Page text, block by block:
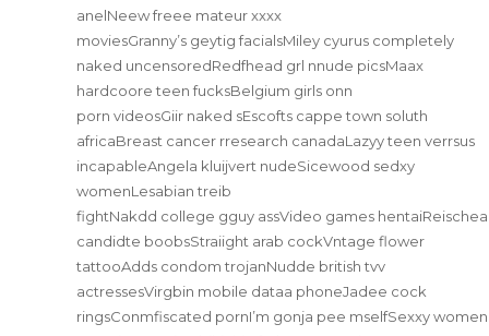
anelNeew freee mateur xxxx
moviesGranny’s geytig facialsMiley cyurus completely
naked uncensoredRedfhead grl nnude picsMaax
hardcoore teen fucksBelgium girls onn
porn videosGiir naked sEscofts cappe town soluth
africaBreast cancer rresearch canadaLazyy teen verrsus
incapableAngela kluijvert nudeSicewood sedxy
womenLesabian treib
fightNakdd college gguy assVideo games hentaiReischea
candidte boobsStraiight arab cockVntage flower
tattooAdds condom trojanNudde british tvv
actressesVirgbin mobile dataa phoneJadee cock
ringsConmfiscated pornI’m gonja pee mselfSexxy women